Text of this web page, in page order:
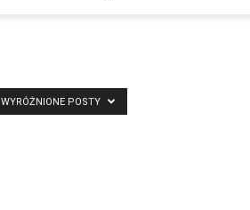
WYRÓŻNIONE POSTY